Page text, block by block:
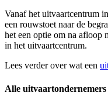
Vanaf het uitvaartcentrum
een rouwstoet naar de
het een optie om na afloop
in het uitvaartcentrum.
Lees verder over wat een
Alle